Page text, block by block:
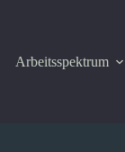
Arbeitsspektrum